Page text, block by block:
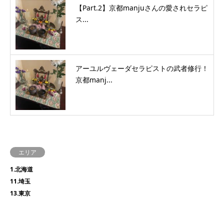
【Part.2】京都manjuさんの愛されセラピ
ス...
アーユルヴェーダセラピストの武者修行！
京都manj...
エリア
1.北海道
11.埼玉
13.東京